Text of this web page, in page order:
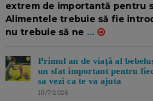
extrem de importantă pentru
Alimentele trebuie să fie
nu trebuie să ne ...
Primul an de viață al
un sfat important pentru
sa vezi ca te va ajuta
10/7/2026